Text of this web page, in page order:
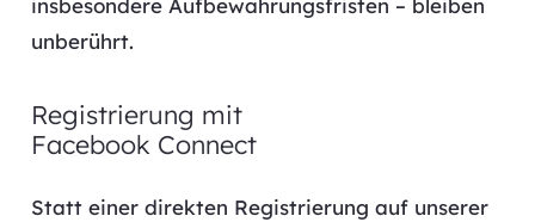
unberührt.
Registrierung mit
Facebook Connect
Statt einer direkten Registrierung auf unserer